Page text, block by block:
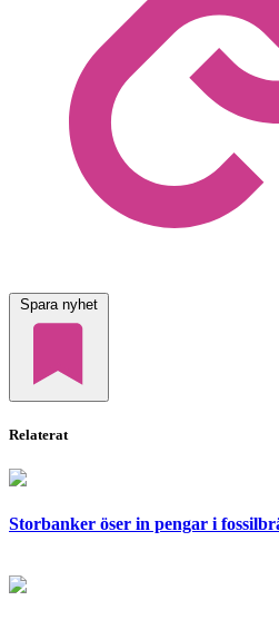
Spara nyhet
Relaterat
Storbanker öser in pengar i